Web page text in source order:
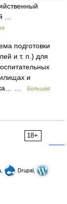
…
подготовки
и т. п.) для
и
…
Большая
18+
Drupal,